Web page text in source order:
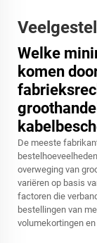
Welke
komen
De meeste
overweging van
variëren op basis
factoren die
bestellingen van
volumekortingen